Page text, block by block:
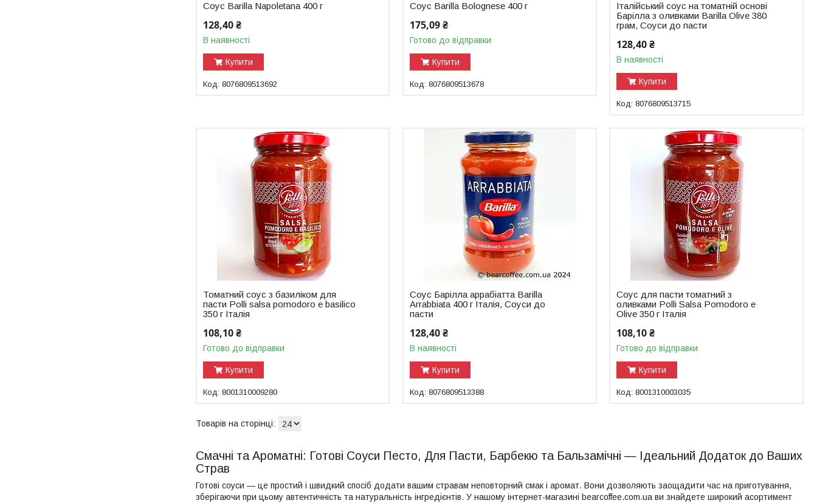
Соус Barilla Napoletana 400 г
128,40 ₴
В наявності
Купити
8076809513692
Соус Barilla Bolognese 400 г
175,09 ₴
Готово до відправки
Купити
8076809513678
Італійський соус на томатній основі
Барілла з оливками Barilla Olive 380
грам, Соуси до пасти
128,40 ₴
В наявності
Купити
8076809513715
Томатний соус з базиліком для
пасти Polli salsa pomodoro e basilico
350 г Італія
108,10 ₴
Готово до відправки
Купити
8001310009280
Соус Барілла аррабіатта Barilla
Arrabbiata 400 г Італія, Соуси до
пасти
128,40 ₴
В наявності
Купити
8076809513388
Соус для пасти томатний з
оливками Polli Salsa Pomodoro e
Olive 350 г Італія
108,10 ₴
Готово до відправки
Купити
8001310003035
Смачні та Ароматні: Готові Соуси Песто, Для Пасти, Барбекю та Бальзамічні — Ідеальний Додаток до Ваших
Страв
Готові соуси — це простий і швидкий спосіб додати вашим стравам неповторний смак і аромат. Вони дозволяють заощадити час на приготування,
зберігаючи при цьому автентичність та натуральність інгредієнтів. У нашому інтернет-магазині bearcoffee.com.ua ви знайдете широкий асортимент